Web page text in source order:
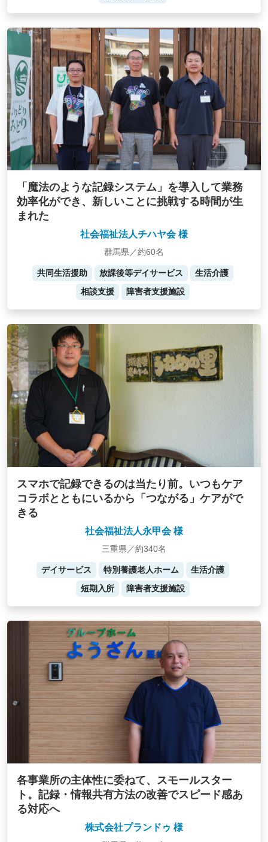
「魔法のような記録システム」を導入して業務
効率化ができ、新しいことに挑戦する時間が生
まれた
社会福祉法人チハヤ会 様
群馬県／約60名
共同生活援助 放課後等デイサービス
生活介護
相談支援
障害者支援施設
スマホで記録できるのは当たり前。いつもケア
コラボとともにいるから「つながる」ケアがで
きる
社会福祉法人永甲会 様
三重県／約340名
デイサービス 特別養護老人ホーム
生活介護
短期入所
障害者支援施設
各事業所の主体性に委ねて、スモールスター
ト。記録・情報共有方法の改善でスピード感あ
る対応へ
株式会社プランドゥ 様